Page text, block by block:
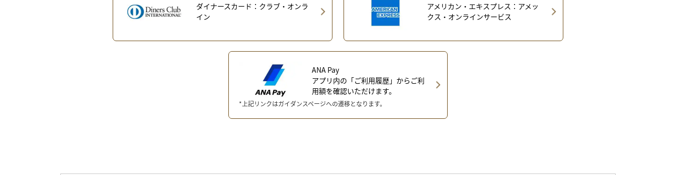
ダイナースカード：クラブ・オンラ
イン
アメリカン・エキスプレス：アメッ
クス・オンラインサービス
ANA Pay
アプリ内の「ご利用履歴」からご利
用額を確認いただけます。
*上記リンクはガイダンスページへの遷移となります。